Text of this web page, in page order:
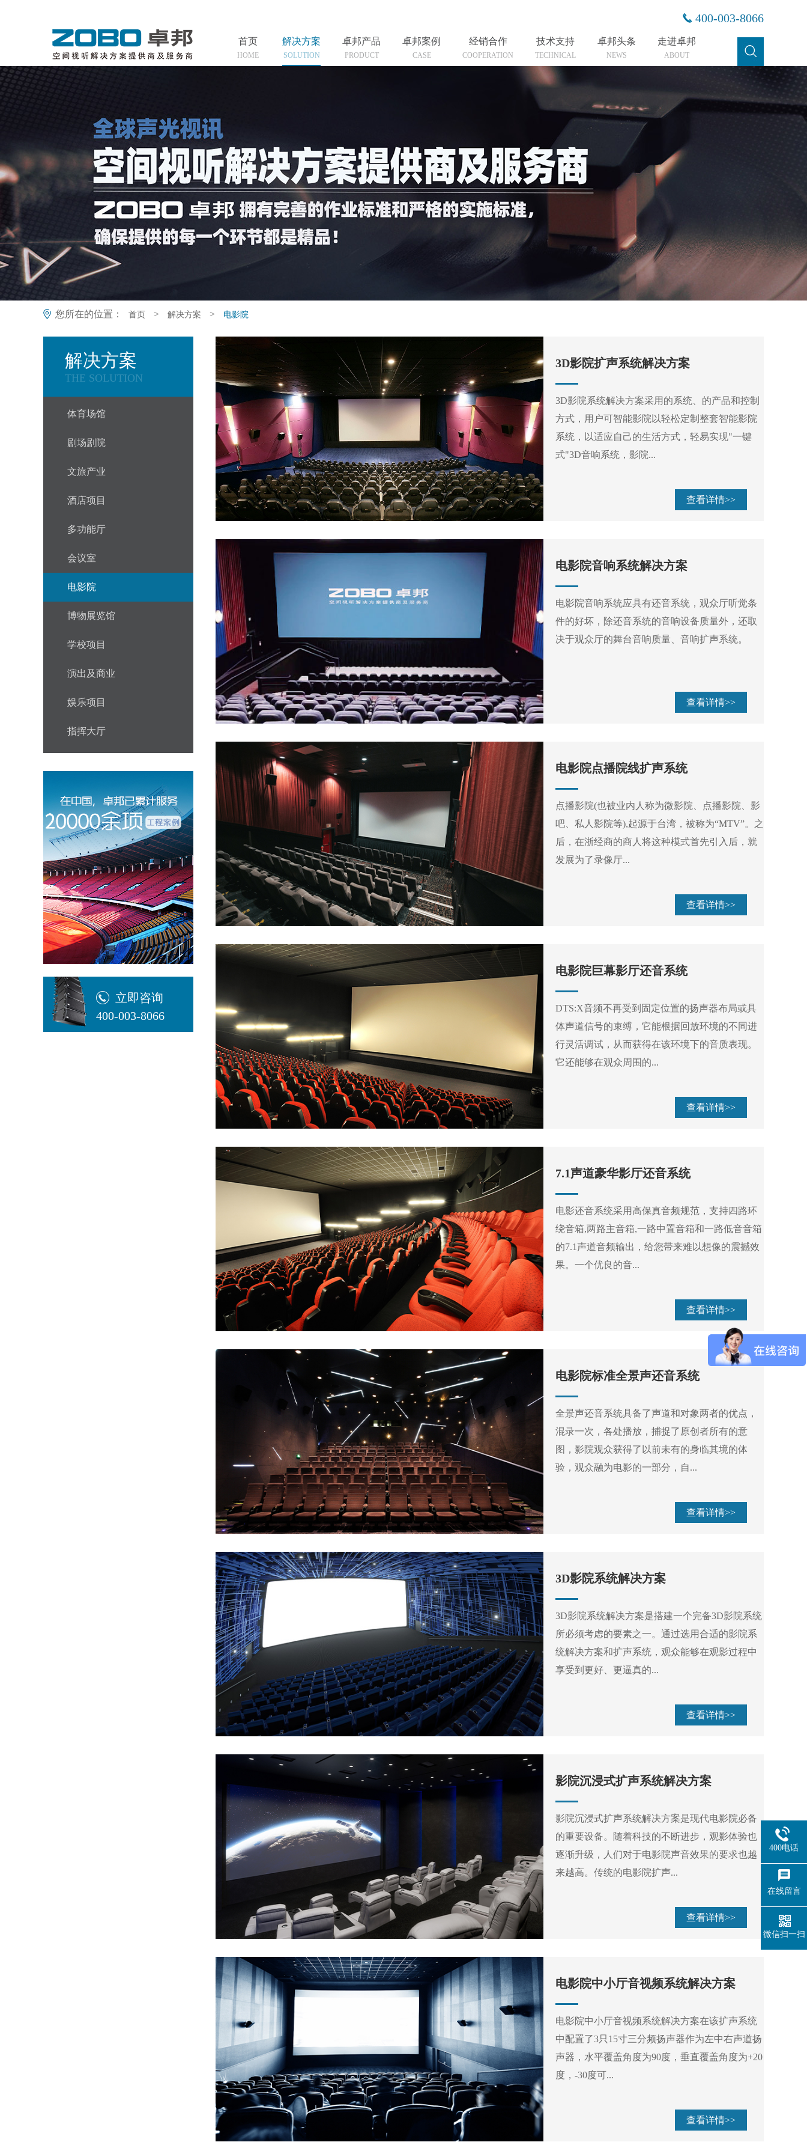
400-003-8066
首页
HOME
解决方案
SOLUTION
卓邦产品
PRODUCT
卓邦案例
CASE
经销合作
COOPERATION
技术支持
TECHNICAL
卓邦头条
NEWS
走进卓邦
ABOUT
您所在的位置： 首页 > 解决方案 > 电影院
解决方案
THE SOLUTION
体育场馆
剧场剧院
文旅产业
酒店项目
多功能厅
会议室
电影院
博物展览馆
学校项目
演出及商业
娱乐项目
指挥大厅
立即咨询
400-003-8066
3D影院扩声系统解决方案
3D影院系统解决方案采用的系统、的产品和控制
方式，用户可智能影院以轻松定制整套智能影院
系统，以适应自己的生活方式，轻易实现"一键
式"3D音响系统，影院...
查看详情>>
电影院音响系统解决方案
电影院音响系统应具有还音系统，观众厅听觉条
件的好坏，除还音系统的音响设备质量外，还取
决于观众厅的舞台音响质量、音响扩声系统。
查看详情>>
电影院点播院线扩声系统
点播影院(也被业内人称为微影院、点播影院、影
吧、私人影院等),起源于台湾，被称为“MTV”。之
后，在浙经商的商人将这种模式首先引入后，就
发展为了录像厅...
查看详情>>
电影院巨幕影厅还音系统
DTS:X音频不再受到固定位置的扬声器布局或具
体声道信号的束缚，它能根据回放环境的不同进
行灵活调试，从而获得在该环境下的音质表现。
它还能够在观众周围的...
查看详情>>
7.1声道豪华影厅还音系统
电影还音系统采用高保真音频规范，支持四路环
绕音箱,两路主音箱,一路中置音箱和一路低音音箱
的7.1声道音频输出，给您带来难以想像的震撼效
果。一个优良的音...
查看详情>>
电影院标准全景声还音系统
全景声还音系统具备了声道和对象两者的优点，
混录一次，各处播放，捕捉了原创者所有的意
图，影院观众获得了以前未有的身临其境的体
验，观众融为电影的一部分，自...
查看详情>>
3D影院系统解决方案
3D影院系统解决方案是搭建一个完备3D影院系统
所必须考虑的要素之一。通过选用合适的影院系
统解决方案和扩声系统，观众能够在观影过程中
享受到更好、更逼真的...
查看详情>>
影院沉浸式扩声系统解决方案
影院沉浸式扩声系统解决方案是现代电影院必备
的重要设备。随着科技的不断进步，观影体验也
逐渐升级，人们对于电影院声音效果的要求也越
来越高。传统的电影院扩声...
查看详情>>
电影院中小厅音视频系统解决方案
电影院中小厅音视频系统解决方案在该扩声系统
中配置了3只15寸三分频扬声器作为左中右声道扬
声器，水平覆盖角度为90度，垂直覆盖角度为+20
度，-30度可...
查看详情>>
400电话
在线留言
微信扫一扫